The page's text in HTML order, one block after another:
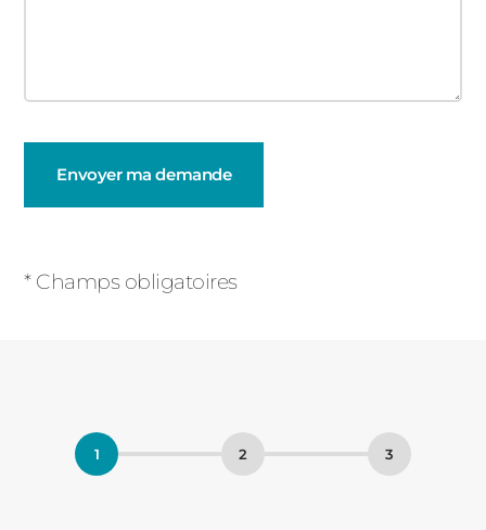
* Champs obligatoires